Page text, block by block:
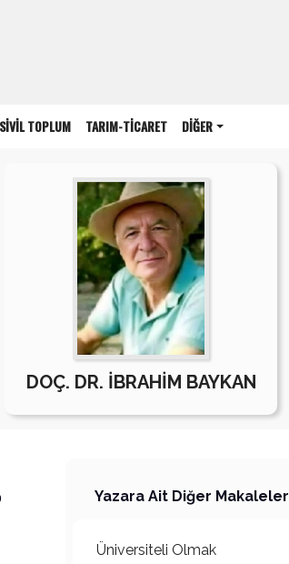
SİVİL TOPLUM TARIM-TİCARET DİĞER
DOÇ. DR. İBRAHİM BAYKAN
Yazara Ait Diğer Makaleler
Üniversiteli Olmak